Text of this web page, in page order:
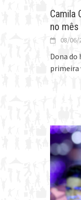
Camila
no
08/06/
Dona do
primeira